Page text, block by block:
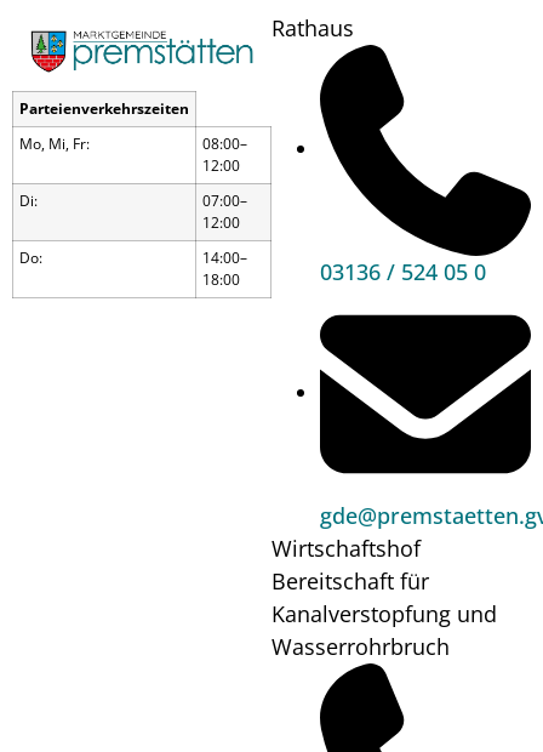
Parteienverkehrszeiten
Mo, Mi, Fr:
08:00–
12:00
Di:
07:00–
12:00
Do:
14:00–
18:00
Rathaus
03136 / 524 05 0
Wirtschaftshof
Bereitschaft für
Kanalverstopfung und
Wasserrohrbruch
Umwelt, Wirtschaft &